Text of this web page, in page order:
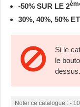
-50% SUR LE 2
30%, 40%, 50%
Si le
le
dessus.
Noter ce catalogue : -